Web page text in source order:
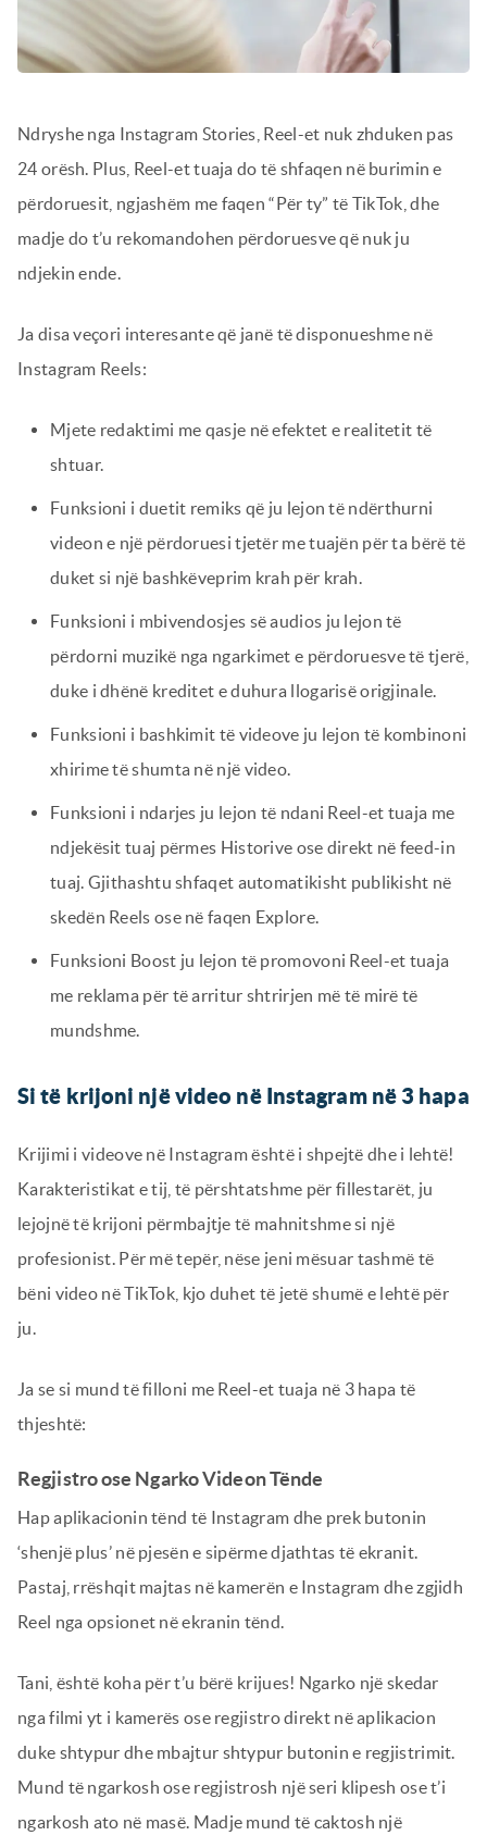
Ndryshe nga Instagram Stories, Reel-et nuk zhduken pas
24 orësh. Plus, Reel-et tuaja do të shfaqen në burimin e
përdoruesit, ngjashëm me faqen “Për ty” të TikTok, dhe
madje do t’u rekomandohen përdoruesve që nuk ju
ndjekin ende.
Ja disa veçori interesante që janë të disponueshme në
Instagram Reels:
Mjete redaktimi me qasje në efektet e realitetit të
shtuar.
Funksioni i duetit remiks që ju lejon të ndërthurni
videon e një përdoruesi tjetër me tuajën për ta bërë të
duket si një bashkëveprim krah për krah.
Funksioni i mbivendosjes së audios ju lejon të
përdorni muzikë nga ngarkimet e përdoruesve të tjerë,
duke i dhënë kreditet e duhura llogarisë origjinale.
Funksioni i bashkimit të videove ju lejon të kombinoni
xhirime të shumta në një video.
Funksioni i ndarjes ju lejon të ndani Reel-et tuaja me
ndjekësit tuaj përmes Historive ose direkt në feed-in
tuaj. Gjithashtu shfaqet automatikisht publikisht në
skedën Reels ose në faqen Explore.
Funksioni Boost ju lejon të promovoni Reel-et tuaja
me reklama për të arritur shtrirjen më të mirë të
mundshme.
Si të krijoni një video në Instagram në 3 hapa
Krijimi i videove në Instagram është i shpejtë dhe i lehtë!
Karakteristikat e tij, të përshtatshme për fillestarët, ju
lejojnë të krijoni përmbajtje të mahnitshme si një
profesionist. Për më tepër, nëse jeni mësuar tashmë të
bëni video në TikTok, kjo duhet të jetë shumë e lehtë për
ju.
Ja se si mund të filloni me Reel-et tuaja në 3 hapa të
thjeshtë:
Regjistro ose Ngarko Videon Tënde
Hap aplikacionin tënd të Instagram dhe prek butonin
‘shenjë plus’ në pjesën e sipërme djathtas të ekranit.
Pastaj, rrëshqit majtas në kamerën e Instagram dhe zgjidh
Reel nga opsionet në ekranin tënd.
Tani, është koha për t’u bërë krijues! Ngarko një skedar
nga filmi yt i kamerës ose regjistro direkt në aplikacion
duke shtypur dhe mbajtur shtypur butonin e regjistrimit.
Mund të ngarkosh ose regjistrosh një seri klipesh ose t’i
ngarkosh ato në masë. Madje mund të caktosh një